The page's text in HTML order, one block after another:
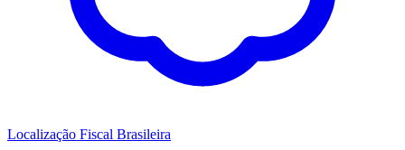
Localização Fiscal Brasileira